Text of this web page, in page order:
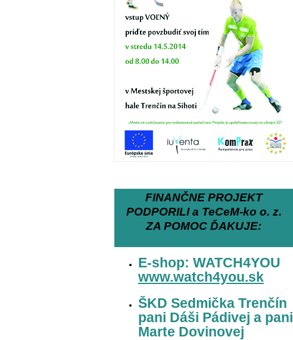
FINANČNE PROJEKT
PODPORILI a TeCeM-ko o. z.
ZA POMOC ĎAKUJE:
E-shop: WATCH4YOU
www.watch4you.sk
ŠKD Sedmička Trenčín
pani Dáši Pádivej a pani
Marte Dovinovej